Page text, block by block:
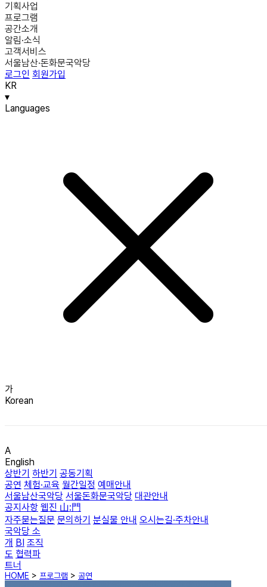
기획사업
프로그램
공간소개
알림·소식
고객서비스
서울남산·돈화문국악당
로그인 회원가입
KR
▾
Languages
가
Korean
A
English
상반기 하반기 공동기획
공연 체험·교육 월간일정 예매안내
서울남산국악당 서울돈화문국악당 대관안내
공지사항 웹진 山:門
자주묻는질문 문의하기 분실물 안내 오시는길·주차안내
국악당 소
개 BI 조직
도 협력파
트너
HOME > 프로그램 > 공연